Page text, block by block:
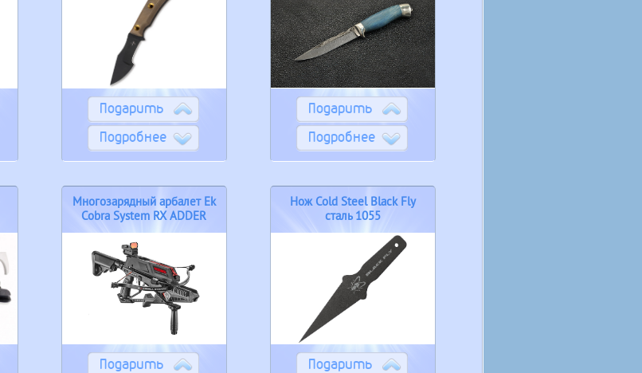
Подарить
Подробнее
Подарить
Подробнее
Многозарядный арбалет Ek
Cobra System RX ADDER
Подарить
Нож Cold Steel Black Fly
сталь 1055
Подарить